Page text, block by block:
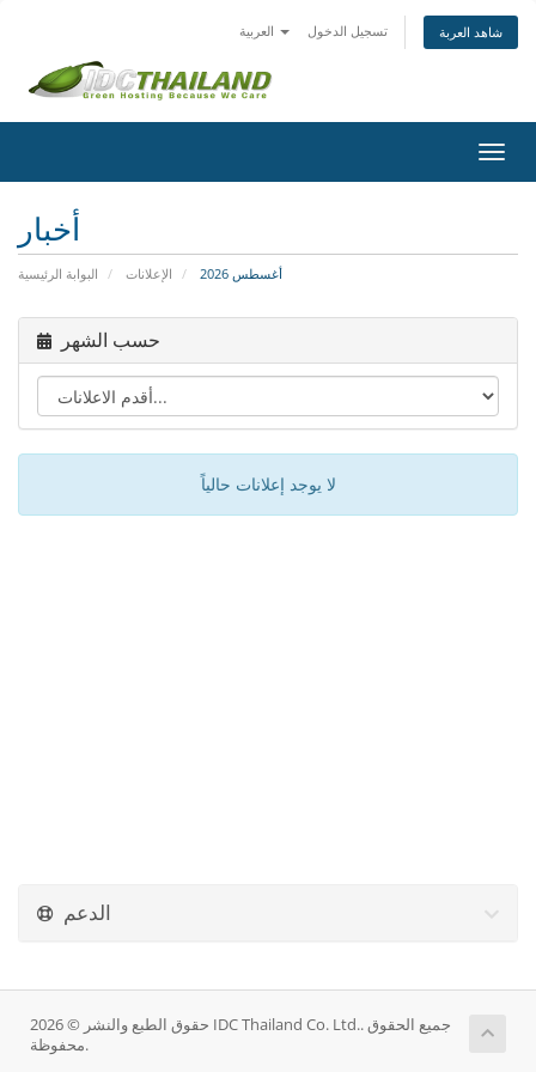
تسجيل الدخول شاهد العربة
تبديل
التنقل
أخبار
البوابة الرئيسية الإعلانات أغسطس 2026
حسب الشهر
لا يوجد إعلانات حالياً
الدعم
حقوق الطبع والنشر © 2026 IDC Thailand Co. Ltd.. جميع الحقوق
محفوظة.